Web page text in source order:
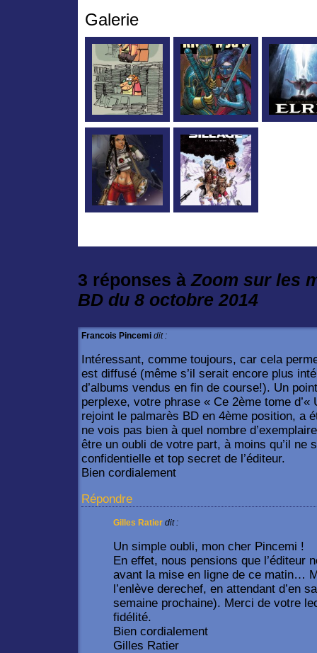
Galerie
3 réponses àZoom sur les
BD du 8 octobre 2014
Francois Pincemi dit :
Intéressant, comme toujours, car cela
est diffusé (même s’il serait encore plus
d’albums vendus en fin de course!). Un
perplexe, votre phrase « Ce 2ème tome d’«
rejoint le palmarès BD en 4ème position, a
ne vois pas bien à quel nombre
être un oubli de votre part, à moins qu’il ne
confidentielle et top secret de l’éditeur.
Bien cordialement
Répondre
Gilles Ratier dit :
Un simple oubli, mon cher Pincemi !
En effet, nous pensions que l’éditeur
avant la mise en ligne de ce matin…
l’enlève derechef, en attendant d’en
semaine prochaine). Merci de votre
fidélité.
Bien cordialement
Gilles Ratier